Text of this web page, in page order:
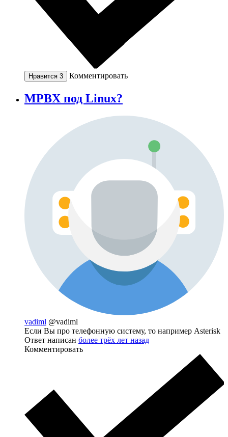
Нравится 3 Комментировать
MPBX под Linux?
vadiml @vadiml
Если Вы про телефонную систему, то например Asterisk
Ответ написан более трёх лет назад
Комментировать